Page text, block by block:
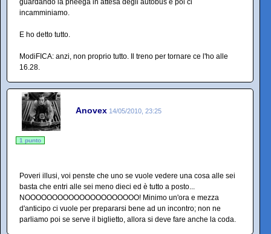
guardando la pheega in attesa degli autobus e poi ci
incamminiamo.
E ho detto tutto.
ModiFICA: anzi, non proprio tutto. Il treno per tornare ce l'ho alle
16.28.
Anovex 14/05/2010, 23:25
1 punto
Poveri illusi, voi penste che uno se vuole vedere una cosa alle sei
basta che entri alle sei meno dieci ed è tutto a posto...
NOOOOOOOOOOOOOOOOOOOOO! Minimo un'ora e mezza
d'anticipo ci vuole per prepararsi bene ad un incontro; non ne
parliamo poi se serve il biglietto, allora si deve fare anche la coda.